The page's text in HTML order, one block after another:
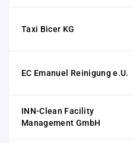
Taxi Bicer KG
EC Emanuel Reinigung e.U.
INN-Clean Facility
Management GmbH